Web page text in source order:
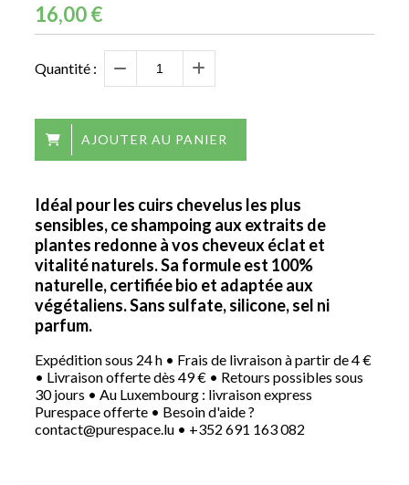
16,00€
Quantité :
AJOUTER AU PANIER
Idéal pour les cuirs chevelus les plus
sensibles, ce shampoing aux extraits de
plantes redonne à vos cheveux éclat et
vitalité naturels. Sa formule est 100%
naturelle, certifiée bio et adaptée aux
végétaliens. Sans sulfate, silicone, sel ni
parfum.
Expédition sous 24 h • Frais de livraison à partir de 4 €
• Livraison offerte dès 49 € • Retours possibles sous
30 jours • Au Luxembourg : livraison express
Purespace offerte • Besoin d'aide ?
contact@purespace.lu • +352 691 163 082